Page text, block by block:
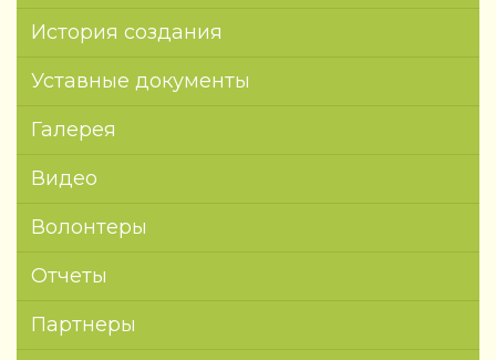
История создания
Уставные документы
Галерея
Видео
Волонтеры
Отчеты
Партнеры